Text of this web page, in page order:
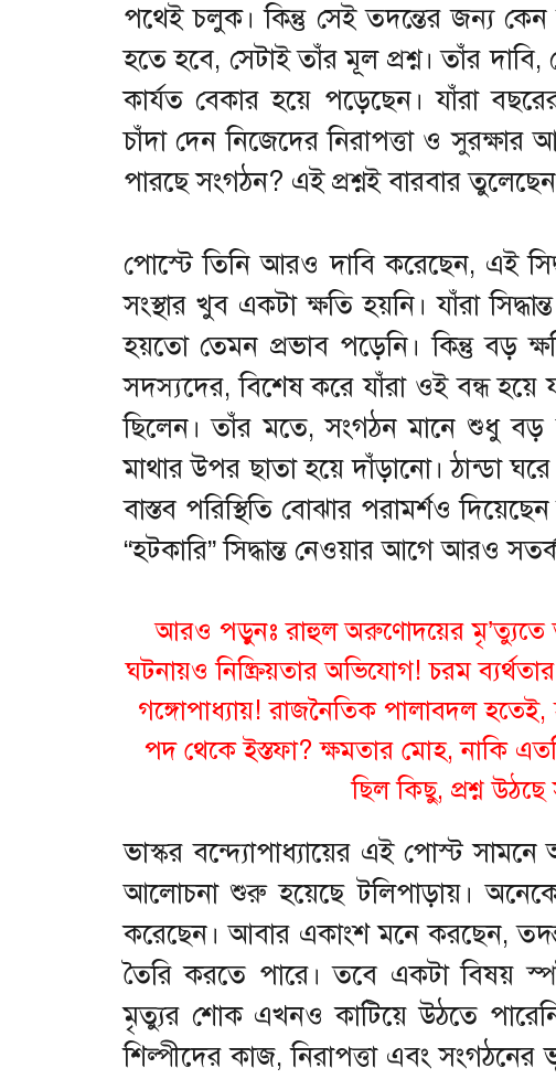
পথেই চলুক। কিন্তু সেই তদন্তের জন্য কেন
হতে হবে, সেটাই তাঁর মূল প্রশ্ন। তাঁর
কার্যত বেকার হয়ে পড়েছেন। যাঁরা
চাঁদা দেন নিজেদের নিরাপত্তা ও
পারছে সংগঠন? এই প্রশ্নই বারবার তুলেছেন
পোস্টে তিনি আরও দাবি করেছেন, এই
সংস্থার খুব একটা ক্ষতি হয়নি। যাঁরা
হয়তো তেমন প্রভাব পড়েনি। কিন্তু বড়
সদস্যদের, বিশেষ করে যাঁরা ওই বন্ধ হয়ে
ছিলেন। তাঁর মতে, সংগঠন মানে শুধু
মাথার উপর ছাতা হয়ে দাঁড়ানো। ঠান্ডা
বাস্তব পরিস্থিতি বোঝার পরামর্শও
“হটকারি” সিদ্ধান্ত নেওয়ার আগে আরও
আরও পড়ুনঃ রাহুল অরুণোদয়ের মৃ’ত্যুতে
ঘটনায়ও নিষ্ক্রিয়তার অভিযোগ! চরম
গঙ্গোপাধ্যায়! রাজনৈতিক পালাবদল হতেই,
পদ থেকে ইস্তফা? ক্ষমতার মোহ, নাকি
ছিল কিছু, প্রশ্ন
ভাস্কর বন্দ্যোপাধ্যায়ের এই পোস্ট
আলোচনা শুরু হয়েছে টলিপাড়ায়।
করেছেন। আবার একাংশ মনে করছেন,
তৈরি করতে পারে। তবে একটা বিষয়
মৃত্যুর শোক এখনও কাটিয়ে উঠতে
শিল্পীদের কাজ, নিরাপত্তা এবং সংগঠনের